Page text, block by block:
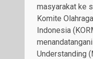
masyarakat ke
Komite
Indonesia
Understanding